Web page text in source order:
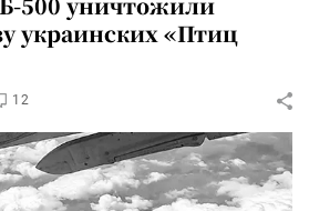
украинских «Птиц
12